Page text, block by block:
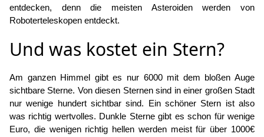
entdecken, denn die meisten Asteroiden werden von
Roboterteleskopen entdeckt.
Und was kostet ein Stern?
Am ganzen Himmel gibt es nur 6000 mit dem bloßen Auge
sichtbare Sterne. Von diesen Sternen sind in einer großen Stadt
nur wenige hundert sichtbar sind. Ein schöner Stern ist also
was richtig wertvolles. Dunkle Sterne gibt es schon für wenige
Euro, die wenigen richtig hellen werden meist für über 1000€